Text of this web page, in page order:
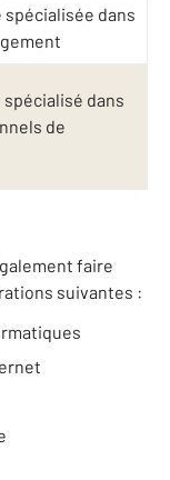
dans
dans
de
faire
suivantes :